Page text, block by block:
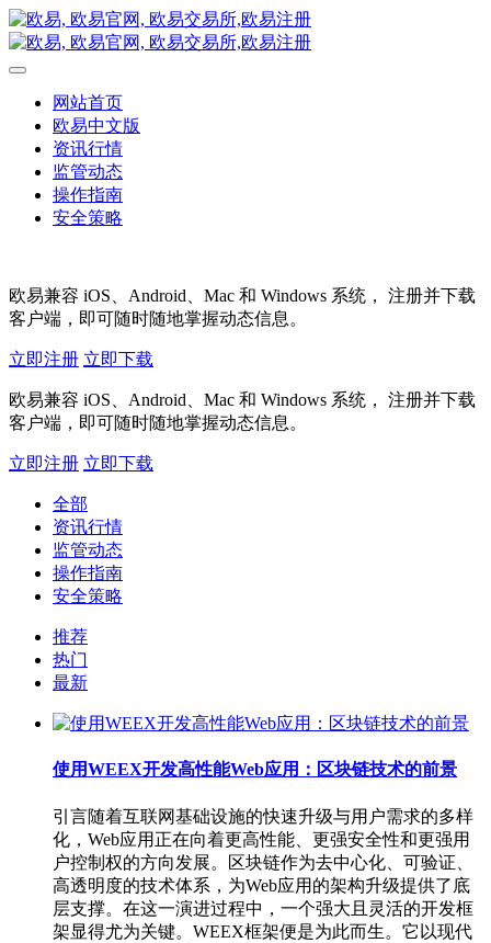
网站首页
欧易中文版
资讯行情
监管动态
操作指南
安全策略
欧易兼容 iOS、Android、Mac 和 Windows 系统， 注册并下载
客户端，即可随时随地掌握动态信息。
立即注册 立即下载
欧易兼容 iOS、Android、Mac 和 Windows 系统， 注册并下载
客户端，即可随时随地掌握动态信息。
立即注册 立即下载
全部
资讯行情
监管动态
操作指南
安全策略
推荐
热门
最新
使用WEEX开发高性能Web应用：区块链技术的前景
引言随着互联网基础设施的快速升级与用户需求的多样
化，Web应用正在向着更高性能、更强安全性和更强用
户控制权的方向发展。区块链作为去中心化、可验证、
高透明度的技术体系，为Web应用的架构升级提供了底
层支撑。在这一演进过程中，一个强大且灵活的开发框
架显得尤为关键。WEEX框架便是为此而生。它以现代